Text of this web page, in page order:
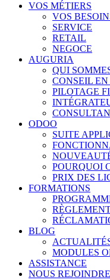
VOS MÉTIERS
VOS
SERVICE
RETAIL
NEGOCE
AUGURIA
QUI
CONSEIL
PILOTAGE
ODOO
SUITE
POURQUOI
PRIX DES
FORMATIONS
BLOG
MODULES
ASSISTANCE
NOUS REJOINDRE